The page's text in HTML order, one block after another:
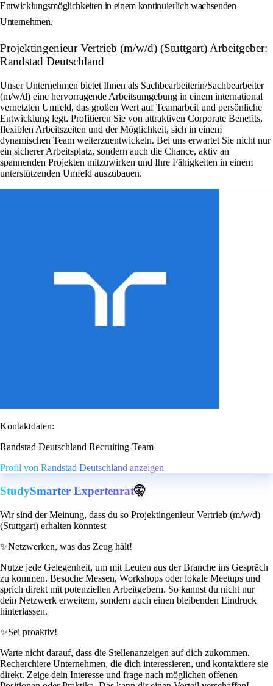
Entwicklungsmöglichkeiten in einem kontinuierlich wachsenden
Unternehmen.
Projektingenieur Vertrieb (m/w/d) (Stuttgart) Arbeitgeber:
Randstad Deutschland
Unser Unternehmen bietet Ihnen als Sachbearbeiterin/Sachbearbeiter
(m/w/d) eine hervorragende Arbeitsumgebung in einem international
vernetzten Umfeld, das großen Wert auf Teamarbeit und persönliche
Entwicklung legt. Profitieren Sie von attraktiven Corporate Benefits,
flexiblen Arbeitszeiten und der Möglichkeit, sich in einem
dynamischen Team weiterzuentwickeln. Bei uns erwartet Sie nicht nur
ein sicherer Arbeitsplatz, sondern auch die Chance, aktiv an
spannenden Projekten mitzuwirken und Ihre Fähigkeiten in einem
unterstützenden Umfeld auszubauen.
Kontaktdaten:
Randstad Deutschland Recruiting-Team
Profil von Randstad Deutschland anzeigen
StudySmarter Expertenrat🤫
Wir sind der Meinung, dass du so Projektingenieur Vertrieb (m/w/d)
(Stuttgart) erhalten könntest
✨Netzwerken, was das Zeug hält!
Nutze jede Gelegenheit, um mit Leuten aus der Branche ins Gespräch
zu kommen. Besuche Messen, Workshops oder lokale Meetups und
sprich direkt mit potenziellen Arbeitgebern. So kannst du nicht nur
dein Netzwerk erweitern, sondern auch einen bleibenden Eindruck
hinterlassen.
✨Sei proaktiv!
Warte nicht darauf, dass die Stellenanzeigen auf dich zukommen.
Recherchiere Unternehmen, die dich interessieren, und kontaktiere sie
direkt. Zeige dein Interesse und frage nach möglichen offenen